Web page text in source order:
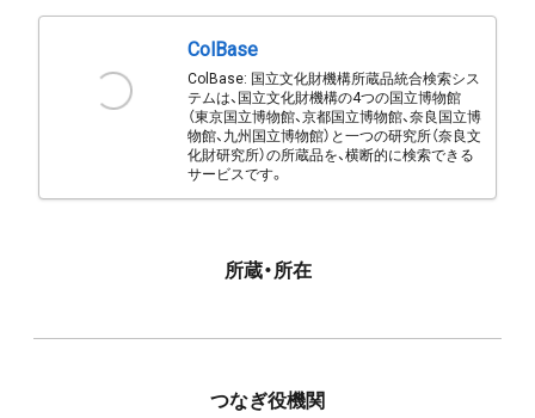
ColBase
ColBase: 国立文化財機構所蔵品統合検索シス
テムは、国立文化財機構の4つの国立博物館
（東京国立博物館、京都国立博物館、奈良国立博
物館、九州国立博物館）と一つの研究所（奈良文
化財研究所）の所蔵品を、横断的に検索できる
サービスです。
所蔵・所在
つなぎ役機関